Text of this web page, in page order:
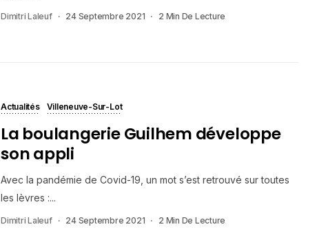
Dimitri Laleuf 24 Septembre 2021 2 Min De Lecture
Actualités Villeneuve-Sur-Lot
La boulangerie Guilhem développe
son appli
Avec la pandémie de Covid-19, un mot s’est retrouvé sur toutes
les lèvres :...
Dimitri Laleuf 24 Septembre 2021 2 Min De Lecture